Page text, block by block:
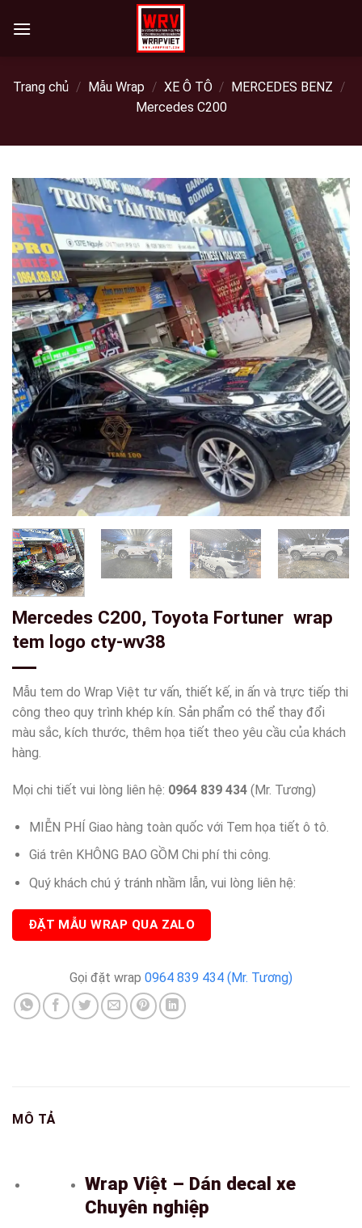
Trang chủ / Mẫu Wrap / XE Ô TÔ / MERCEDES BENZ /
Mercedes C200
Mercedes C200, Toyota Fortuner wrap
tem logo cty-wv38
Mẫu tem do Wrap Việt tư vấn, thiết kế, in ấn và trực tiếp thi
công theo quy trình khép kín. Sản phẩm có thể thay đổi
màu sắc, kích thước, thêm họa tiết theo yêu cầu của khách
hàng.
Mọi chi tiết vui lòng liên hệ: 0964 839 434 (Mr. Tương)
MIỄN PHÍ Giao hàng toàn quốc với Tem họa tiết ô tô.
Giá trên KHÔNG BAO GỒM Chi phí thi công.
Quý khách chú ý tránh nhầm lẫn, vui lòng liên hệ:
ĐẶT MẪU WRAP QUA ZALO
Gọi đặt wrap 0964 839 434 (Mr. Tương)
MÔ TẢ
Wrap Việt – Dán decal xe
Chuyên nghiệp